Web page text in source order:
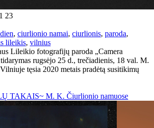
23
, ciurlionio namai, ciurlionis, paroda,
lileikis, vilnius
Lileikio fotografijų paroda „Camera
rugsėjo 25 d., trečiadienis, 18 val. M.
tęsia 2020 metais pradėtą susitikimų
TAKAIS~ M. K. Čiurlionio namuose